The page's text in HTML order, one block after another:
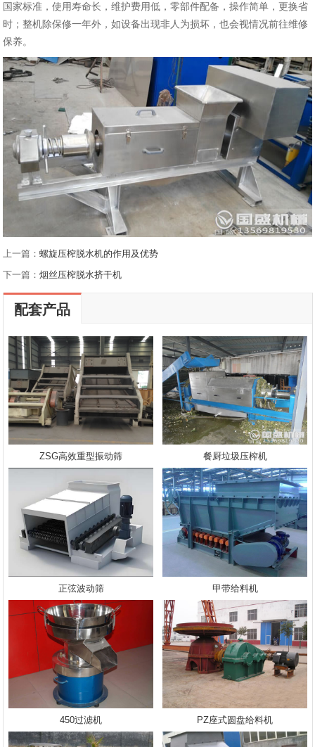
国家标准，使用寿命长，维护费用低，零部件配备，操作简单，更换省
时；整机除保修一年外，如设备出现非人为损坏，也会视情况前往维修
保养。
上一篇：螺旋压榨脱水机的作用及优势
下一篇：烟丝压榨脱水挤干机
配套产品
ZSG高效重型振动筛 餐厨垃圾压榨机
正弦波动筛 甲带给料机
450过滤机 PZ座式圆盘给料机